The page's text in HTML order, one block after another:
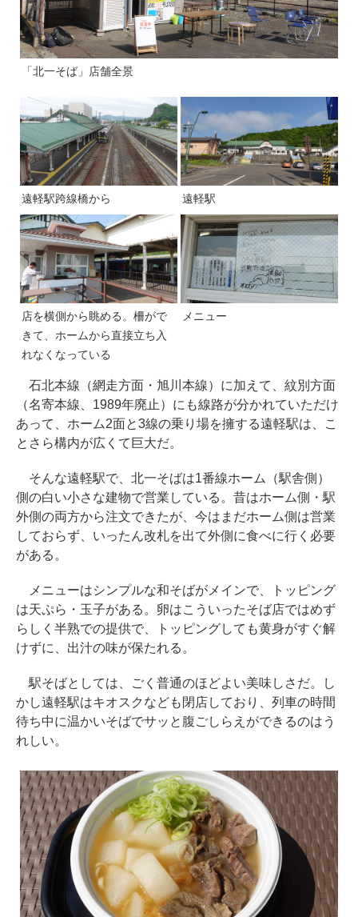
「北一そば」店舗全景
遠軽駅跨線橋から 遠軽駅
店を横側から眺める。柵がで
きて、ホームから直接立ち入
れなくなっている
メニュー
石北本線（網走方面・旭川本線）に加えて、紋別方面
（名寄本線、1989年廃止）にも線路が分かれていただけ
あって、ホーム2面と3線の乗り場を擁する遠軽駅は、こ
とさら構内が広くて巨大だ。
そんな遠軽駅で、北一そばは1番線ホーム（駅舎側）
側の白い小さな建物で営業している。昔はホーム側・駅
外側の両方から注文できたが、今はまだホーム側は営業
しておらず、いったん改札を出て外側に食べに行く必要
がある。
メニューはシンプルな和そばがメインで、トッピング
は天ぷら・玉子がある。卵はこういったそば店ではめず
らしく半熟での提供で、トッピングしても黄身がすぐ解
けずに、出汁の味が保たれる。
駅そばとしては、ごく普通のほどよい美味しさだ。し
かし遠軽駅はキオスクなども閉店しており、列車の時間
待ち中に温かいそばでサッと腹ごしらえができるのはう
れしい。